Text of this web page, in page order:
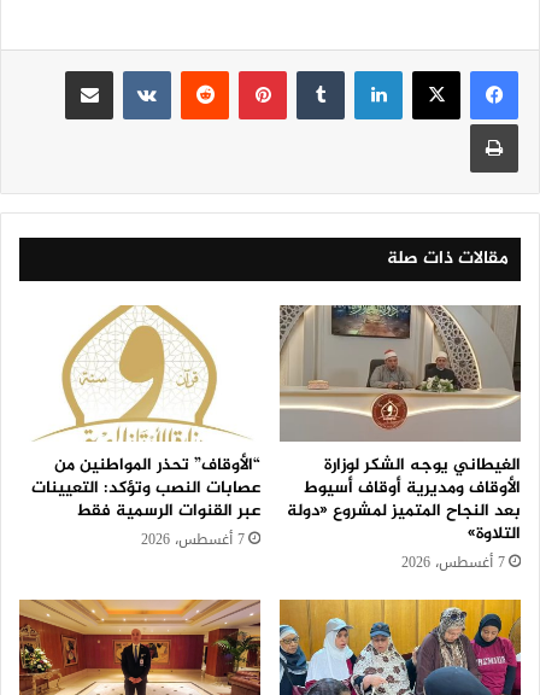
لينكدإن بينتيريست
مقالات ذات صلة
الغيطاني يوجه الشكر لوزارة
الأوقاف ومديرية أوقاف أسيوط
بعد النجاح المتميز لمشروع «دولة
التلاوة»
7 أغسطس، 2026
“الأوقاف” تحذر المواطنين من
عصابات النصب وتؤكد: التعيينات
عبر القنوات الرسمية فقط
7 أغسطس، 2026